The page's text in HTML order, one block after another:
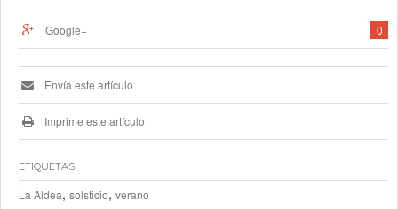
0
Google+
Envía este artículo
Imprime este artículo
ETIQUETAS
La Aldea, solsticio, verano